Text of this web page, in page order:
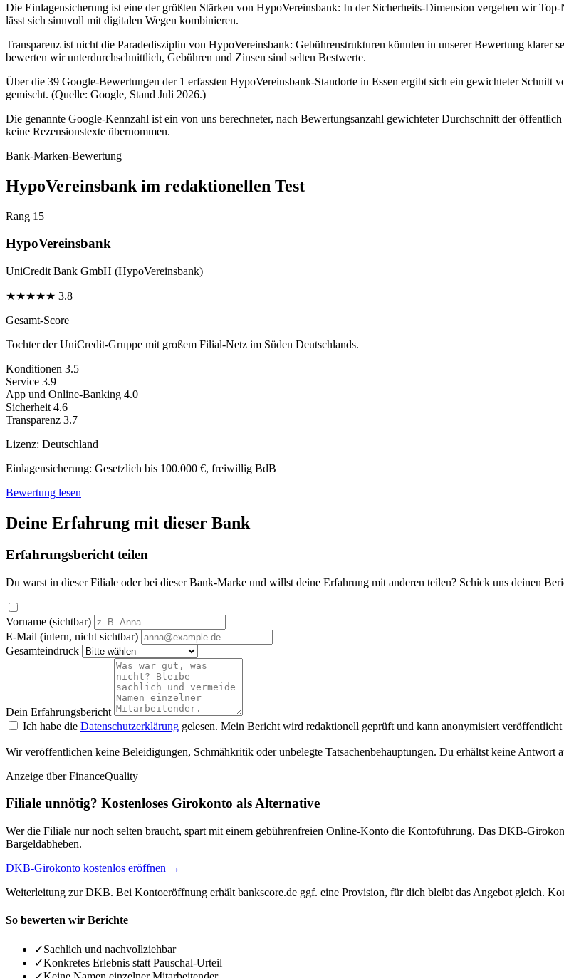
Die Einlagensicherung ist eine der größten Stärken von HypoVereinsbank: In der Sicherheits-Dimension vergeben wir
lässt sich sinnvoll mit digitalen Wegen kombinieren.
Transparenz ist nicht die Paradedisziplin von HypoVereinsbank: Gebührenstrukturen könnten in unserer Bewertung
bewerten wir unterdurchschnittlich, Gebühren und Zinsen sind selten Bestwerte.
Über die 39 Google-Bewertungen der 1 erfassten HypoVereinsbank-Standorte in Essen ergibt sich ein gewichteter
gemischt. (Quelle: Google, Stand Juli 2026.)
Die genannte Google-Kennzahl ist ein von uns berechneter, nach Bewertungsanzahl gewichteter Durchschnitt der
keine Rezensionstexte übernommen.
Bank-Marken-Bewertung
HypoVereinsbank im redaktionellen Test
Rang 15
HypoVereinsbank
UniCredit Bank GmbH (HypoVereinsbank)
★★★★★ 3.8
Gesamt-Score
Tochter der UniCredit-Gruppe mit großem Filial-Netz im Süden Deutschlands.
Konditionen 3.5
Service 3.9
App und Online-Banking 4.0
Sicherheit 4.6
Transparenz 3.7
Lizenz: Deutschland
Einlagensicherung: Gesetzlich bis 100.000 €, freiwillig BdB
Bewertung lesen
Deine Erfahrung mit dieser Bank
Erfahrungsbericht teilen
Du warst in dieser Filiale oder bei dieser Bank-Marke und willst deine Erfahrung mit anderen teilen? Schick uns deinen
Vorname (sichtbar)
E-Mail (intern, nicht sichtbar)
Gesamteindruck
Dein Erfahrungsbericht
Ich habe die Datenschutzerklärung gelesen. Mein Bericht wird redaktionell geprüft und kann anonymisiert veröffentlicht
Wir veröffentlichen keine Beleidigungen, Schmähkritik oder unbelegte Tatsachenbehauptungen. Du erhältst keine
Anzeige über FinanceQuality
Filiale unnötig? Kostenloses Girokonto als Alternative
Wer die Filiale nur noch selten braucht, spart mit einem gebührenfreien Online-Konto die Kontoführung. Das DKB-
Bargeldabheben.
DKB-Girokonto kostenlos eröffnen →
Weiterleitung zur DKB. Bei Kontoeröffnung erhält bankscore.de ggf. eine Provision, für dich bleibt das Angebot gleich.
So bewerten wir Berichte
✓Sachlich und nachvollziehbar
✓Konkretes Erlebnis statt Pauschal-Urteil